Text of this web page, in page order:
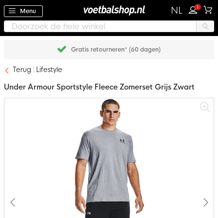
Menu NL 1
Gratis retourneren* (60 dagen)
Terug Lifestyle
Under Armour Sportstyle Fleece Zomerset Grijs Zwart